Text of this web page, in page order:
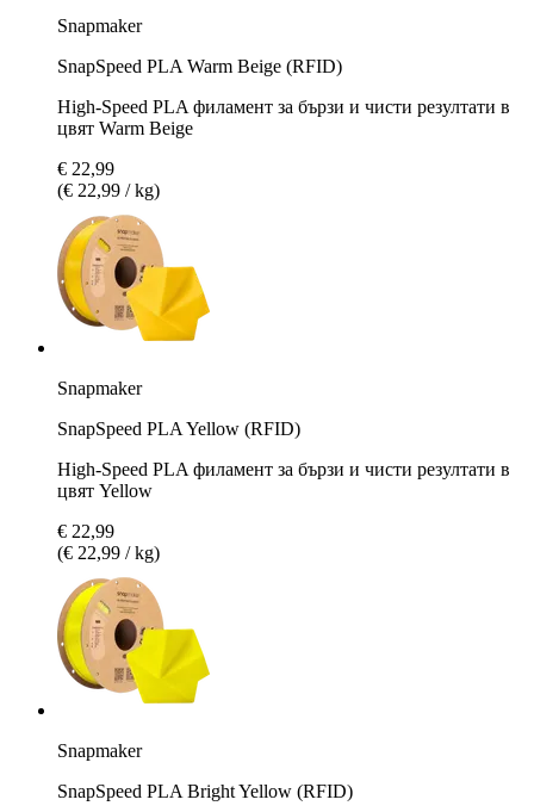
Snapmaker
SnapSpeed PLA Warm Beige (RFID)
High-Speed PLA филамент за бързи и чисти резултати в
цвят Warm Beige
€ 22,99
(€ 22,99 / kg)
Snapmaker
SnapSpeed PLA Yellow (RFID)
High-Speed PLA филамент за бързи и чисти резултати в
цвят Yellow
€ 22,99
(€ 22,99 / kg)
Snapmaker
SnapSpeed PLA Bright Yellow (RFID)